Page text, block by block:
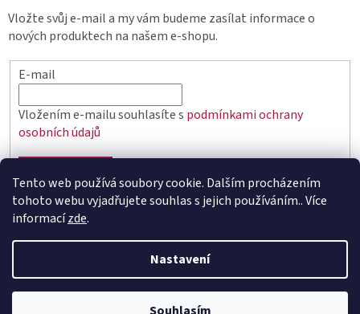
Tento web používá soubory cookie. Dalším procházením
tohoto webu vyjadřujete souhlas s jejich používáním.. Více
informacízde.
Nastavení
Vložte svůj e-mail a my vám budeme zasílat informace o
nových produktech na našem e-shopu.
E-mail
Vložením e-mailu souhlasíte s podmínkami ochrany
osobních údajů
Vytvořil Shoptet
Copyright 2026elektro.q-elektrik.cz. Všechna práva